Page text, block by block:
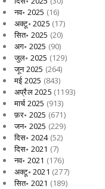
नव॰ 2025 (16)
अक्टू॰ 2025 (17)
सित॰ 2025 (20)
अग॰ 2025 (90)
जुल॰ 2025 (129)
जून 2025 (264)
मई 2025 (843)
अप्रैल 2025 (1193)
मार्च 2025 (913)
फ़र॰ 2025 (671)
जन॰ 2025 (229)
दिस॰ 2024(52)
दिस॰ 2021 (7)
नव॰ 2021 (176)
अक्टू॰ 2021 (277)
सित॰ 2021 (189)